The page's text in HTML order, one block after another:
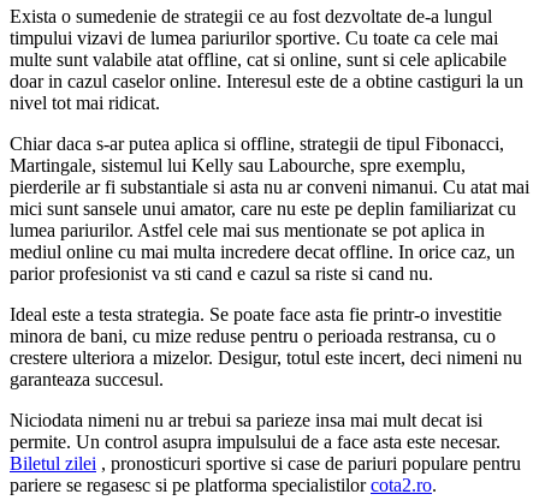
Exista o sumedenie de strategii ce au fost dezvoltate de-a lungul
timpului vizavi de lumea pariurilor sportive. Cu toate ca cele mai
multe sunt valabile atat offline, cat si online, sunt si cele aplicabile
doar in cazul caselor online. Interesul este de a obtine castiguri la un
nivel tot mai ridicat.
Chiar daca s-ar putea aplica si offline, strategii de tipul Fibonacci,
Martingale, sistemul lui Kelly sau Labourche, spre exemplu,
pierderile ar fi substantiale si asta nu ar conveni nimanui. Cu atat mai
mici sunt sansele unui amator, care nu este pe deplin familiarizat cu
lumea pariurilor. Astfel cele mai sus mentionate se pot aplica in
mediul online cu mai multa incredere decat offline. In orice caz, un
parior profesionist va sti cand e cazul sa riste si cand nu.
Ideal este a testa strategia. Se poate face asta fie printr-o investitie
minora de bani, cu mize reduse pentru o perioada restransa, cu o
crestere ulteriora a mizelor. Desigur, totul este incert, deci nimeni nu
garanteaza succesul.
Niciodata nimeni nu ar trebui sa parieze insa mai mult decat isi
permite. Un control asupra impulsului de a face asta este necesar.
Biletul zilei , pronosticuri sportive si case de pariuri populare pentru
pariere se regasesc si pe platforma specialistilorcota2.ro.